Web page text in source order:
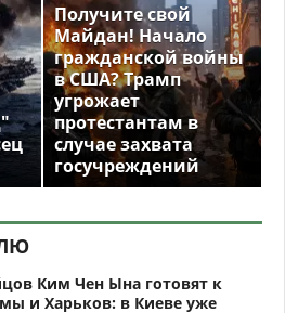
Получите свой
Майдан! Начало
гражданской войны
в США? Трамп
угрожает
протестантам в
случае захвата
госучреждений
Ким Чен Ына готовят к
и Харьков: в Киеве уже